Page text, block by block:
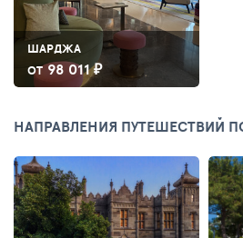
ШАРДЖА
ОТ 98 011 ₽
НАПРАВЛЕНИЯ ПУТЕШЕСТВИЙ